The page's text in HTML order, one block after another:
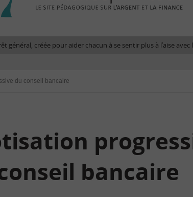
général, créée pour aider chacun à se sentir plus à l’aise
du conseil bancaire
bancaire